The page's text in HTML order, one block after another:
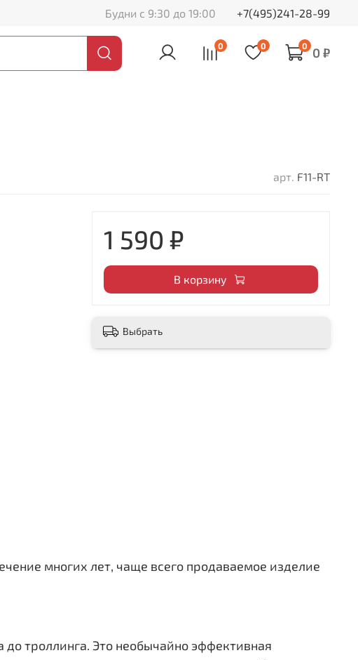
Будни с 9:30 до 19:00 +7(495)241-28-99
0 0 0 0 ₽
арт. F11-RT
1 590 ₽
В корзину
Выбрать
многих лет, чаще всего продаваемое изделие
троллинга. Это необычайно эффективная